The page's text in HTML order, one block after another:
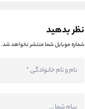
نظر بدهید
شماره موبایل شما منتشر نخواهد شد.